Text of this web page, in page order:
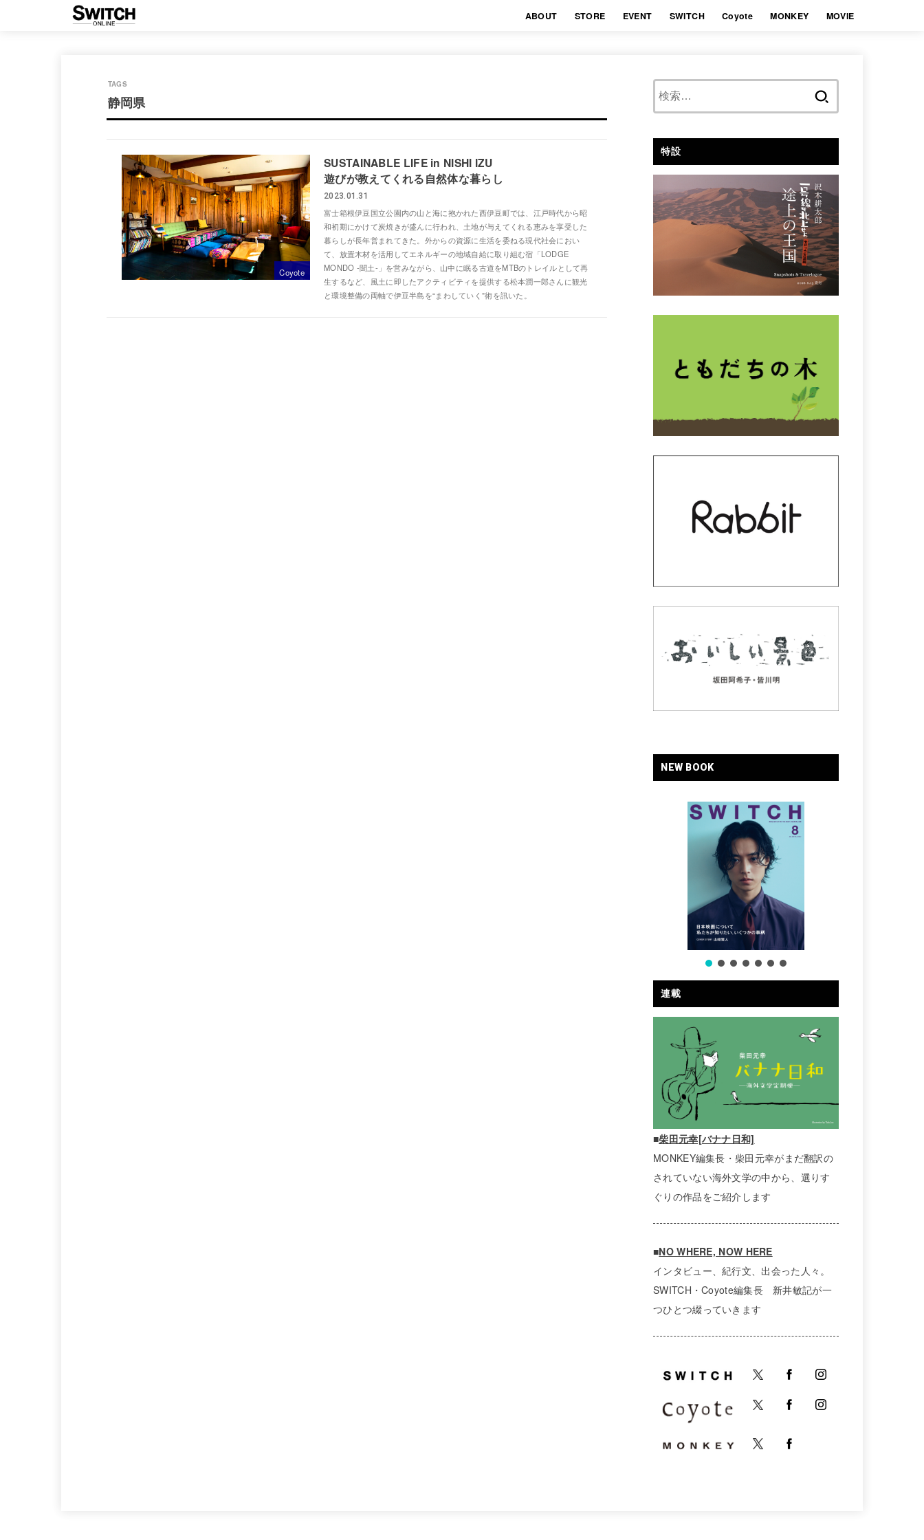
ABOUT STORE EVENT SWITCH Coyote MONKEY MOVIE
静岡県
Coyote
SUSTAINABLE LIFE in NISHI IZU
遊びが教えてくれる自然体な暮らし
2023.01.31
富士箱根伊豆国立公園内の山と海に抱かれた西伊豆町では、江戸時代から昭
和初期にかけて炭焼きが盛んに行われ、土地が与えてくれる恵みを享受した
暮らしが長年営まれてきた。外からの資源に生活を委ねる現代社会におい
て、放置木材を活用してエネルギーの地域自給に取り組む宿「LODGE
MONDO -聞土-」を営みながら、山中に眠る古道をMTBのトレイルとして再
生するなど、風土に即したアクティビティを提供する松本潤一郎さんに観光
と環境整備の両軸で伊豆半島を“まわしていく”術を訊いた。
特設
NEW BOOK
連載
■柴田元幸[バナナ日和]
MONKEY編集長・柴田元幸がまだ翻訳の
されていない海外文学の中から、選りす
ぐりの作品をご紹介します
■NO WHERE, NOW HERE
インタビュー、紀行文、出会った人々。
SWITCH・Coyote編集長 新井敏記が一
つひとつ綴っていきます